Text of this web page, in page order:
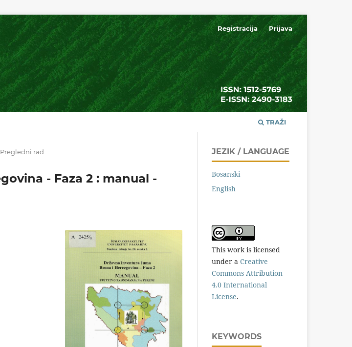
TRAŽI
Registracija Prijava
Pregledni rad
- Faza 2 : manual -
JEZIK / LANGUAGE
Bosanski
English
This work is licensed
under a Creative
Commons Attribution
4.0 International
License.
KEYWORDS